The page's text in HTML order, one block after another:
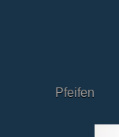
Pfeifen